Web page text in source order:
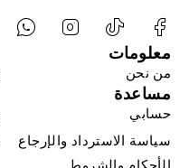
معلومات
من نحن
مساعدة
حسابي
سياسة الاسترداد والإرجاع